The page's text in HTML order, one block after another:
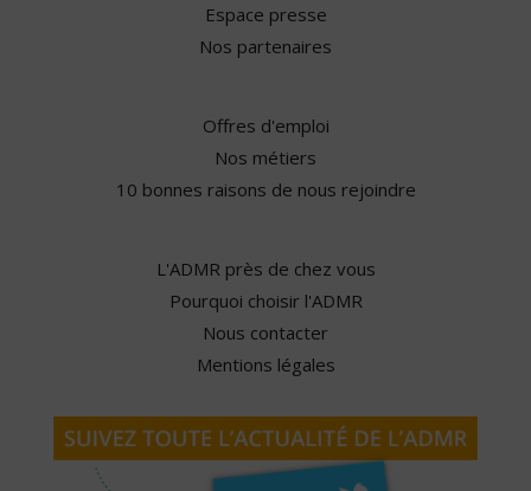
Espace presse
Nos partenaires
Offres d'emploi
Nos métiers
10 bonnes raisons de nous rejoindre
L'ADMR près de chez vous
Pourquoi choisir l'ADMR
Nous contacter
Mentions légales